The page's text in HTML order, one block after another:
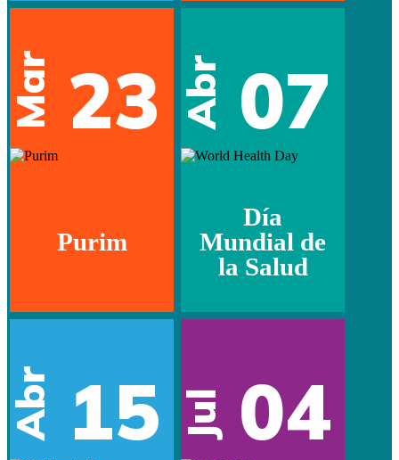
Mar 23
Purim
Abr 07
Día
Mundial de
la Salud
Abr 15 Jul 04